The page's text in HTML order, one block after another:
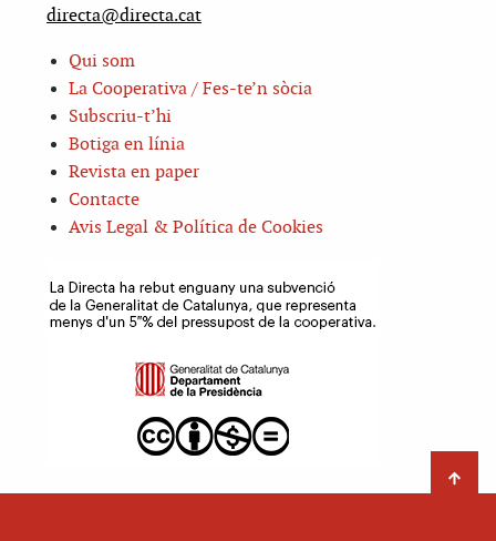
directa@directa.cat
Qui som
La Cooperativa / Fes-te’n sòcia
Subscriu-t’hi
Botiga en línia
Revista en paper
Contacte
Avis Legal & Política de Cookies